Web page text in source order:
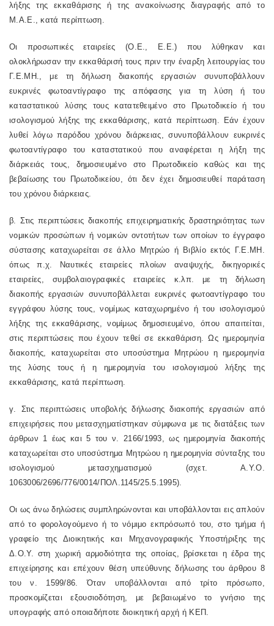
λήξης της εκκαθάρισης ή της ανακοίνωσης διαγραφής από το
Μ.Α.Ε., κατά περίπτωση.
Οι προσωπικές εταιρείες (Ο.Ε., Ε.Ε.) που λύθηκαν και
ολοκλήρωσαν την εκκαθάρισή τους πριν την έναρξη λειτουργίας του
Γ.Ε.ΜΗ., με τη δήλωση διακοπής εργασιών συνυποβάλλουν
ευκρινές φωτοαντίγραφο της απόφασης για τη λύση ή του
καταστατικού λύσης τους κατατεθειμένο στο Πρωτοδικείο ή του
ισολογισμού λήξης της εκκαθάρισης, κατά περίπτωση. Εάν έχουν
λυθεί λόγω παρόδου χρόνου διάρκειας, συνυποβάλλουν ευκρινές
φωτοαντίγραφο του καταστατικού που αναφέρεται η λήξη της
διάρκειάς τους, δημοσιευμένο στο Πρωτοδικείο καθώς και της
βεβαίωσης του Πρωτοδικείου, ότι δεν έχει δημοσιευθεί παράταση
του χρόνου διάρκειας.
β. Στις περιπτώσεις διακοπής επιχειρηματικής δραστηριότητας των
νομικών προσώπων ή νομικών οντοτήτων των οποίων το έγγραφο
σύστασης καταχωρείται σε άλλο Μητρώο ή Βιβλίο εκτός Γ.Ε.ΜΗ.
όπως π.χ. Ναυτικές εταιρείες πλοίων αναψυχής, δικηγορικές
εταιρείες, συμβολαιογραφικές εταιρείες κ.λπ. με τη δήλωση
διακοπής εργασιών συνυποβάλλεται ευκρινές φωτοαντίγραφο του
εγγράφου λύσης τους, νομίμως καταχωρημένο ή του ισολογισμού
λήξης της εκκαθάρισης, νομίμως δημοσιευμένο, όπου απαιτείται,
στις περιπτώσεις που έχουν τεθεί σε εκκαθάριση. Ως ημερομηνία
διακοπής, καταχωρείται στο υποσύστημα Μητρώου η ημερομηνία
της λύσης τους ή η ημερομηνία του ισολογισμού λήξης της
εκκαθάρισης, κατά περίπτωση.
γ. Στις περιπτώσεις υποβολής δήλωσης διακοπής εργασιών από
επιχειρήσεις που μετασχηματίστηκαν σύμφωνα με τις διατάξεις των
άρθρων 1 έως και 5 του ν. 2166/1993, ως ημερομηνία διακοπής
καταχωρείται στο υποσύστημα Μητρώου η ημερομηνία σύνταξης του
ισολογισμού μετασχηματισμού (σχετ. Α.Υ.Ο.
1063006/2696/776/0014/ΠΟΛ.1145/25.5.1995).
Οι ως άνω δηλώσεις συμπληρώνονται και υποβάλλονται εις απλούν
από το φορολογούμενο ή το νόμιμο εκπρόσωπό του, στο τμήμα ή
γραφείο της Διοικητικής και Μηχανογραφικής Υποστήριξης της
Δ.Ο.Υ. στη χωρική αρμοδιότητα της οποίας, βρίσκεται η έδρα της
επιχείρησης και επέχουν θέση υπεύθυνης δήλωσης του άρθρου 8
του ν. 1599/86. Όταν υποβάλλονται από τρίτο πρόσωπο,
προσκομίζεται εξουσιοδότηση, με βεβαιωμένο το γνήσιο της
υπογραφής από οποιαδήποτε διοικητική αρχή ή ΚΕΠ.